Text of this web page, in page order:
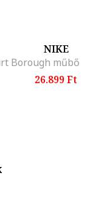
NIKE
26.899 Ft